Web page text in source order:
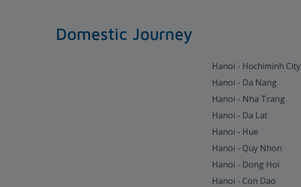
Domestic Journey
Hanoi - Hochiminh City
Hanoi - Da Nang
Hanoi - Nha Trang
Hanoi - Da Lat
Hanoi - Hue
Hanoi - Quy Nhon
Hanoi - Dong Hoi
Hanoi - Con Dao